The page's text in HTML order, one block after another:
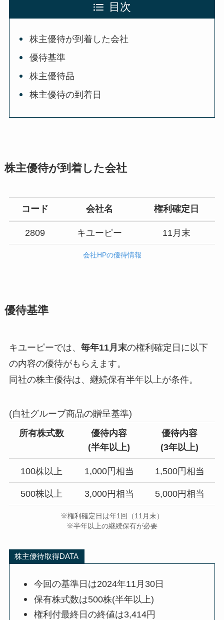
目次
株主優待が到着した会社
優待基準
株主優待品
株主優待の到着日
株主優待が到着した会社
コード 会社名 権利確定日
2809 キユーピー 11月末
会社HPの優待情報
優待基準
キユーピーでは、 毎年11月末の権利確定日に以下
の内容の優待がもらえます。
同社の株主優待は、継続保有半年以上が条件。
(自社グループ商品の贈呈基準)
所有株式数
優待内容
(半年以上)
優待内容
(3年以上)
100株以上 1,000円相当 1,500円相当
500株以上 3,000円相当 5,000円相当
※権利確定日は年1回（11月末）
※半年以上の継続保有が必要
株主優待取得DATA
今回の基準日は2024年11月30日
保有株式数は500株(半年以上)
権利付最終日の終値は3,414円